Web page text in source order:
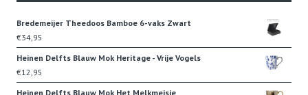
Bredemeijer Theedoos Bamboe 6-vaks Zwart
€34,95
Heinen Delfts Blauw Mok Heritage - Vrije Vogels
€12,95
Heinen Delfts Blauw Mok Het Melkmeisje